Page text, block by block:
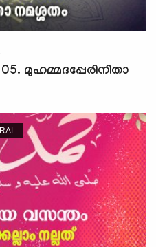
മുഹമ്മദപ്പേരിനിതാ